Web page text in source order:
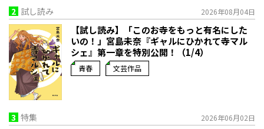
2 試し読み 2026年08月04日
【試し読み】「このお寺をもっと有名にした
いの！」宮島未奈『ギャルにひかれて寺マル
シェ』第一章を特別公開！（1/4）
青春 文芸作品
3 特集 2026年06月02日